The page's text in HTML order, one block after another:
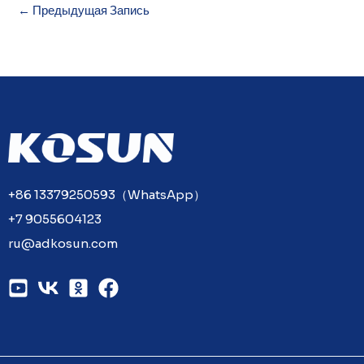
← Предыдущая Запись
+86 13379250593（WhatsApp）
+7 9055604123
ru@adkosun.com